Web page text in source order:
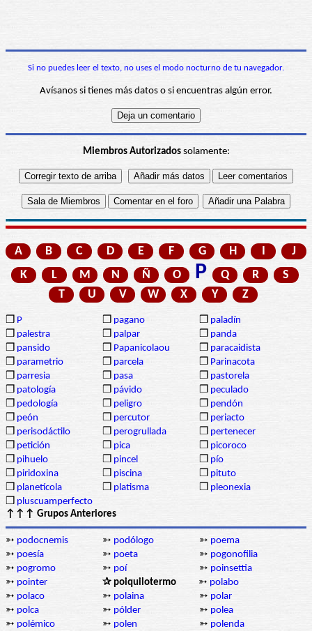
Si no puedes leer el texto, no uses el modo nocturno de tu navegador.
Avísanos si tienes más datos o si encuentras algún error.
Miembros Autorizadossolamente:
A B C D E F G H I
J
K
L M N Ñ O P Q R
S
T
U V W X Y Z
❒ P ❒ pagano ❒ paladín
❒ palestra ❒ palpar ❒ panda
❒ pansido ❒ Papanicolaou ❒ paracaidista
❒ parametrio ❒ parcela ❒ Parinacota
❒ parresia ❒ pasa ❒ pastorela
❒ patología ❒ pávido ❒ peculado
❒ pedología ❒ peligro ❒ pendón
❒ peón ❒ percutor ❒ periacto
❒ perisodáctilo ❒ perogrullada ❒ pertenecer
❒ petición ❒ pica ❒ picoroco
❒ pihuelo ❒ pincel ❒ pío
❒ piridoxina ❒ piscina ❒ pituto
❒ planetícola ❒ platisma ❒ pleonexia
❒ pluscuamperfecto
↑↑↑ Grupos Anteriores
➳ podocnemis ➳ podólogo ➳ poema
➳ poesía ➳ poeta ➳ pogonofilia
➳ pogromo ➳ poí ➳ poinsettia
➳ pointer ✰ poiquilotermo ➳ polabo
➳ polaco ➳ polaina ➳ polar
➳ polca ➳ pólder ➳ polea
➳ polémico ➳ polen ➳ polenda